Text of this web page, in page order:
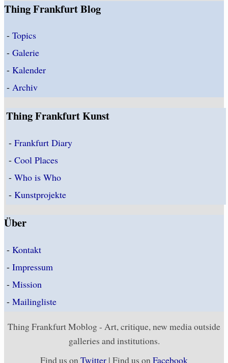
Thing Frankfurt Blog
- Topics
- Galerie
- Kalender
- Archiv
Thing Frankfurt Kunst
-Frankfurt Diary
-Cool Places
-Who is Who
-Kunstprojekte
Über
- Kontakt
- Impressum
- Mission
- Mailingliste
Thing Frankfurt Moblog - Art, critique, new media outside
galleries and institutions.
Find us on Twitter | Find us on Facebook